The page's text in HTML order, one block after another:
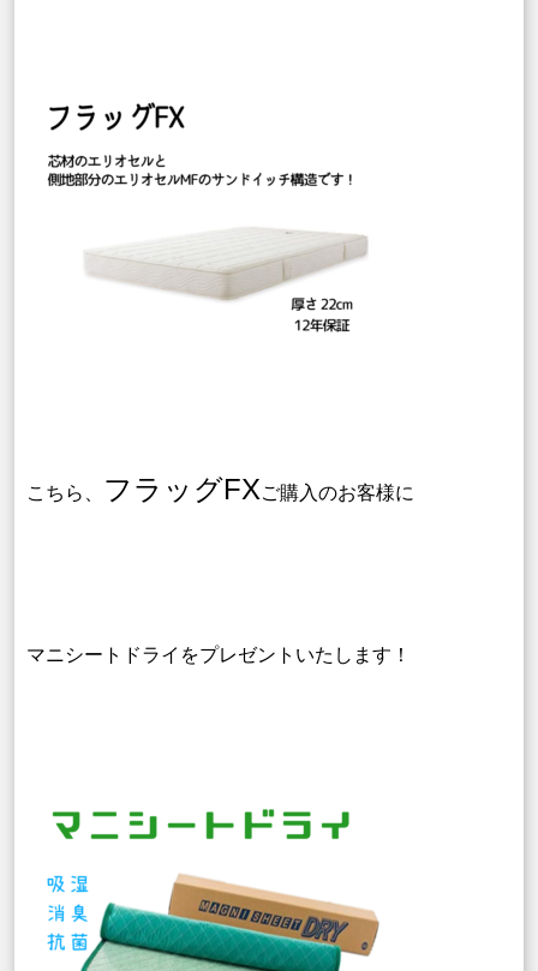
こちら、 フラッグFXご購入のお客様に
マニシートドライをプレゼントいたします！